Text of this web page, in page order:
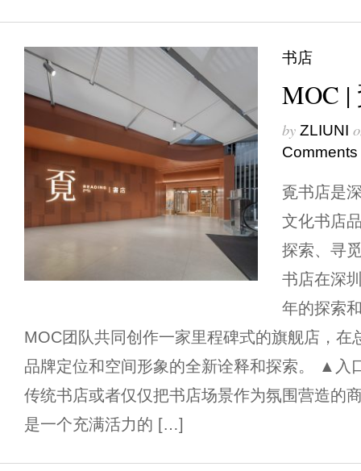
书店
MOC |
by ZLIUNI
Comments
覔书店是
文化书店
探索、寻
书店在深
年的探索
MOC团队共同创作一家里程碑式的旗舰店，在
品牌定位和空间形象的全新诠释和探索。 ▲入
传统书店或者仅仅把书店场景作为氛围营造的
是一个充满活力的 […]